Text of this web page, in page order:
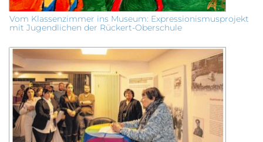
Vom Klassenzimmer ins Museum: Expressionismusprojekt
mit Jugendlichen der Rückert-Oberschule